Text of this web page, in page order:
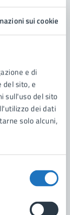
sui cookie
e di
sito, e
sull'uso del sito
dei dati
solo alcuni,